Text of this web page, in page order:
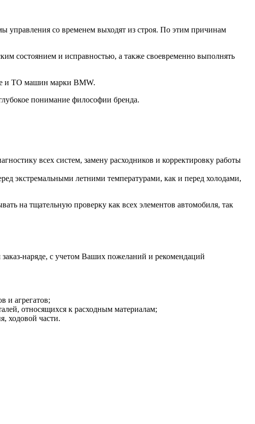
управления со временем выходят из строя. По этим причинам
состоянием и исправностью, а также своевременно выполнять
и ТО машин марки BMW.
понимание философии бренда.
всех систем, замену расходников и корректировку работы
экстремальными летними температурами, как и перед холодами,
на тщательную проверку как всех элементов автомобиля, так
наряде, с учетом Ваших пожеланий и рекомендаций
и агрегатов;
относящихся к расходным материалам;
ходовой части.